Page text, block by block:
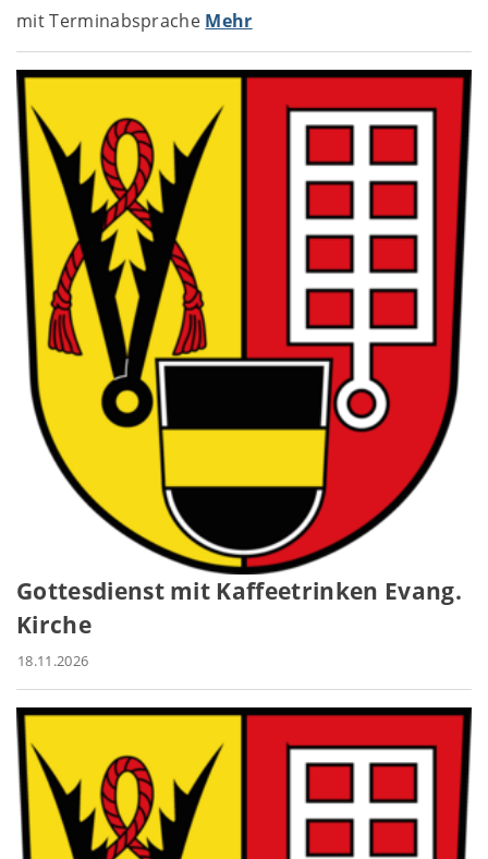
mit Terminabsprache Mehr
Gottesdienst mit Kaffeetrinken Evang.
Kirche
18.11.2026